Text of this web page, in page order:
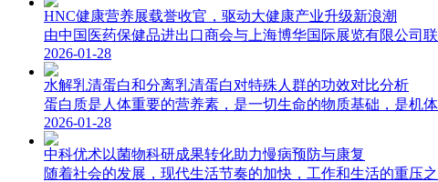
HNC健康营养展载誉收官，驱动大健康产业升级新浪潮
由中国医药保健品进出口商会与上海博华国际展览有限公司
2026-01-28
水解乳清蛋白和分离乳清蛋白对特殊人群的功效对比分析
蛋白质是人体重要的营养素，是一切生命的物质基础，是机
2026-01-28
中科优术以菌物科研成果转化助力慢病预防与康复
随着社会的发展，现代生活节奏的加快，工作和生活的重压